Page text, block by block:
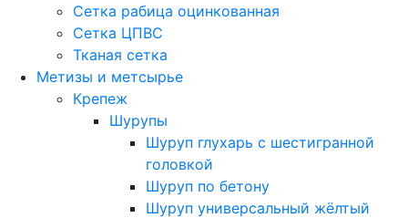
Сетка рабица оцинкованная
Сетка ЦПВС
Тканая сетка
Метизы и метсырье
Крепеж
Шурупы
Шуруп глухарь с шестигранной
головкой
Шуруп по бетону
Шуруп универсальный жёлтый